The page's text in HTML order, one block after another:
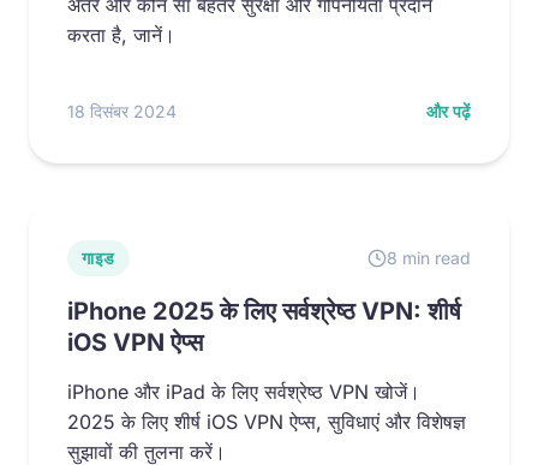
अंतर और कौन सा बेहतर सुरक्षा और गोपनीयता प्रदान
करता है, जानें।
18 दिसंबर 2024 और पढ़ें
गाइड 8 min read
iPhone 2025 के लिए सर्वश्रेष्ठ VPN: शीर्ष
iOS VPN ऐप्स
iPhone और iPad के लिए सर्वश्रेष्ठ VPN खोजें।
2025 के लिए शीर्ष iOS VPN ऐप्स, सुविधाएं और विशेषज्ञ
सुझावों की तुलना करें।